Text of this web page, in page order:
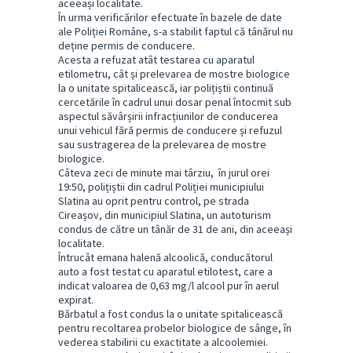
aceeași localitate.
În urma verificărilor efectuate în bazele de date
ale Poliției Române, s-a stabilit faptul că tânărul nu
deține permis de conducere.
Acesta a refuzat atât testarea cu aparatul
etilometru, cât și prelevarea de mostre biologice
la o unitate spitalicească, iar polițiștii continuă
cercetările în cadrul unui dosar penal întocmit sub
aspectul săvârșirii infracțiunilor de conducerea
unui vehicul fără permis de conducere și refuzul
sau sustragerea de la prelevarea de mostre
biologice.
Câteva zeci de minute mai târziu, în jurul orei
19:50, polițiștii din cadrul Poliției municipiului
Slatina au oprit pentru control, pe strada
Cireașov, din municipiul Slatina, un autoturism
condus de către un tânăr de 31 de ani, din aceeași
localitate.
Întrucât emana halenă alcoolică, conducătorul
auto a fost testat cu aparatul etilotest, care a
indicat valoarea de 0,63 mg/l alcool pur în aerul
expirat.
Bărbatul a fost condus la o unitate spitalicească
pentru recoltarea probelor biologice de sânge, în
vederea stabilirii cu exactitate a alcoolemiei.